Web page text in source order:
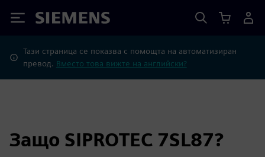
Siemens
Тази страница се показва с помощта на автоматизиран
превод. Вместо това вижте на английски?
Защо SIPROTEC 7SL87?